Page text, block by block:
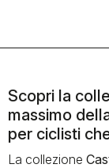
Scopri la
massimo
per ciclisti
La collezione